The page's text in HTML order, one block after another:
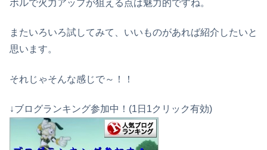
ボルで火力アップが狙える点は魅力的ですね。
またいろいろ試してみて、いいものがあれば紹介したいと
思います。
それじゃそんな感じで～！！
↓ブログランキング参加中！(1日1クリック有効)